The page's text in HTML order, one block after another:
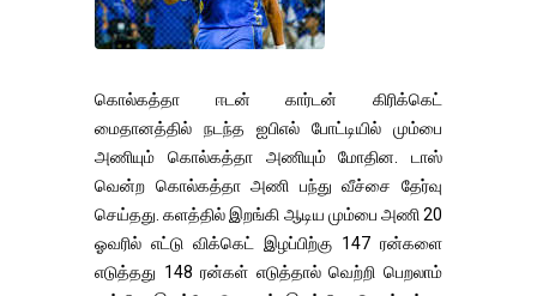
கொல்கத்தா ஈடன் கார்டன் கிரிக்கெட்
மைதானத்தில் நடந்த ஐபிஎல் போட்டியில் மும்பை
அணியும் கொல்கத்தா அணியும் மோதின. டாஸ்
வென்ற கொல்கத்தா அணி பந்து வீச்சை தேர்வு
செய்தது. களத்தில் இறங்கி ஆடிய மும்பை அணி 20
ஓவரில் எட்டு விக்கெட் இழப்பிற்கு 147 ரன்களை
எடுத்தது 148 ரன்கள் எடுத்தால் வெற்றி பெறலாம்